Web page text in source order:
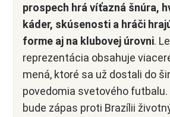
prospech hrá víťazná šnúra,
káder, skúsenosti a hráči
forme aj na klubovej úrovni.
reprezentácia obsahuje
mená, ktoré sa už dostali do
povedomia svetového futbalu.
bude zápas proti Brazílii